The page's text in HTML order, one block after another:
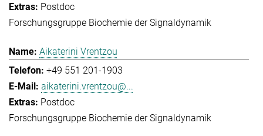
Postdoc
Forschungsgruppe Biochemie der Signaldynamik
Aikaterini Vrentzou
+49 551 201-1903
aikaterini.vrentzou@...
Postdoc
Forschungsgruppe Biochemie der Signaldynamik